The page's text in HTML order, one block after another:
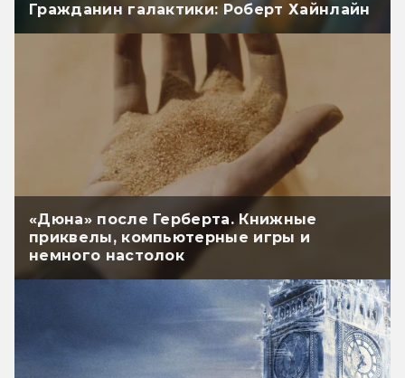
Гражданин галактики: Роберт Хайнлайн
«Дюна» после Герберта. Книжные
приквелы, компьютерные игры и
немного настолок